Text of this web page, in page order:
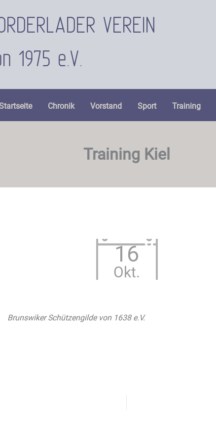
VEREIN
1975 e.V.
Chronik Vorstand Sport Training
Training Kiel
16
Okt.
Brunswiker Schützengilde von 1638 e.V.